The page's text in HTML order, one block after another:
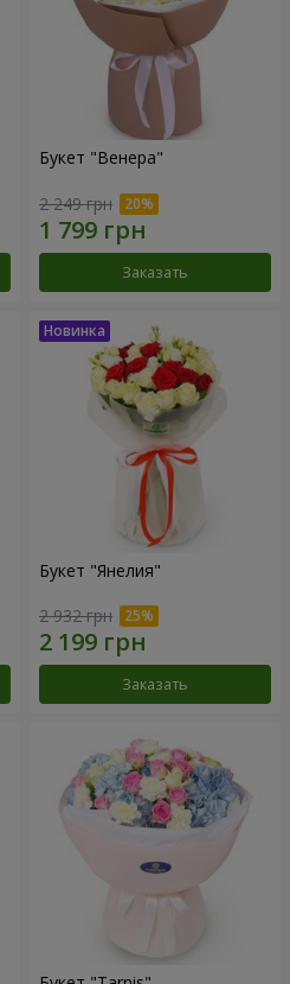
Букет "Венера"
2 249 грн
Заказать
Букет "Янелия"
2 932 грн
Заказать